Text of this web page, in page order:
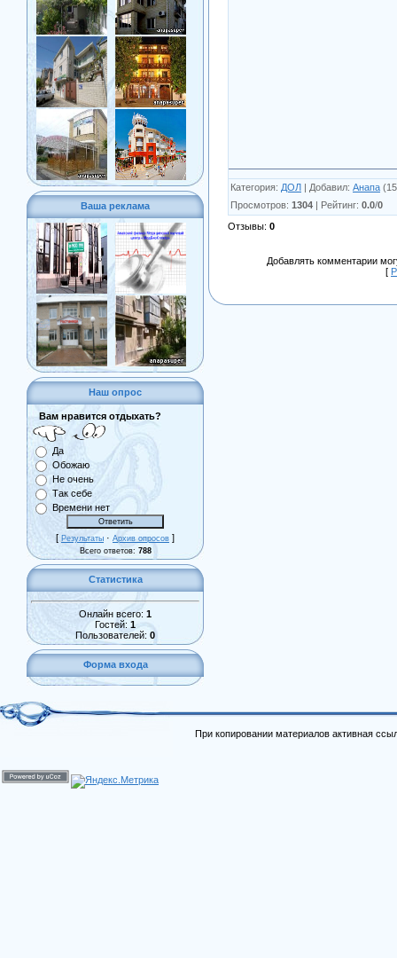
Ваша реклама
Наш опрос
Вам нравится отдыхать?
Да
Обожаю
Не очень
Так себе
Времени нет
[ Результаты · Архив опросов ]
Всего ответов: 788
Статистика
Онлайн всего: 1
Гостей: 1
Пользователей: 0
Форма входа
Категория: ДОЛ | Добавил: Анапа
Просмотров: 1304 | Рейтинг: 0.0/0
Отзывы: 0
Добавлять комментарии
[
При копировании материалов активная